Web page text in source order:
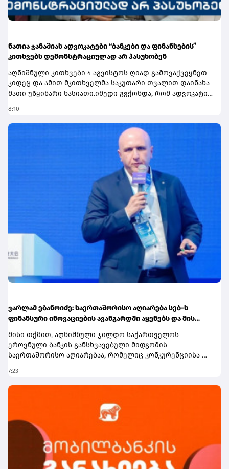
ნათია ჯანაშიას ადვოკატები “ბანკები და ფინანსების”
კითხვებს დემონსტრაციულად არ პასუხობენ
აღნიშნული კითხვები 4 აგვისტოს ღიად გამოვაქვეყნეთ კიდეც და ამით მკითხველმა საკუთარი თვალით დაინახა მათი უწყინარი ხასიათი.იმედი გვქონდა, რომ ადვოკატი ამ ფორმატს მაინც გამოეხმაურებოდა და ჩვენს კითხვებზე პასუხებს მივიღებდით, თუმცა გაგვიცრუვდა ეს იმედი…დასანანია…არც ნათია ჯანაშიას მეორე, საზოგადოებისთვის ჯერჯერობით შედარებით ნაკლებად ცნობილი ადვოკატი, რომელმაც სტრასბურგის სასამართლოს დაკეტილი კარიბჭის წინ ლაივის ჩაწერით დაამახსოვრა ყველას თავი, თამთა ჯანიაშვილი გვპასუხობს კითხვებზე. რა თქმა უნდა, ეს კითხვებიც უწყინარია და, რა თქმა უნდა, როგორც ბატონი ტარიელის შემთხვევაში, ისინიც მის მიერვე გავრცელებული ვიდეომიმართვებიდან გამომდინარეობს.კითხვებს ვსვამთ, კონკრეტულ, შინაარსიან, საქმის ფაქტობრივ გარემოებებს რომ უშუალოდ ეხება, ისეთ კითხვებს. პასუხები არ გვაქვს.მართლაც დასანანია…როგორ არ გაგახსენდეს დიდი მარკ ტვენის უკვდავი ნაწარმოების პირველი სტრიქონები: ტომ! პასუხი არ არის. ტომ! პასუხი არ არის სად დაიკარგა ეს ბიჭი… იმედია, გამოჩნდება.მანამდე კი, კიდევ ერთხელ, ისევ საჯაროდ, ის კითხვები, რითაც ბატონ ტარიელ კაკაბაძეს 16 ივნისს, შემდგომ უკვე 28 ივლისს მივმართეთ და ახლა უკვე 7 აგვისტოს მივმართავთ:ბატონო ტარიელ, კიდევ ერთხელ მოგესალმებით გაზეთიდან და ონლაინ გამოცემიდან "ბანკები და ფინანსები" (www.bfm.ge).ერთ თვეზე მეტი ხნის წინ, კერძოდ 2026 წლის 16 ივნისს, თქვენს ფეისბუქ გვერდზე მითითებული ელექტრონული ფოსტის მისამართზე, მოგმართეთ კონკრეტული კითხვებით, რაც დამებადა თქვენი ერთ-ერთი ვიდეო-მიმართვის გაცნობის შემდეგ, რომელიც თქვენი მარწმუნებლის, „ბრიტანულ-ქართული აკადემიის“ მინორიტარი აქციონერის, ქალბატონი ნათია ჯანაშიას პოზიციას ასახავდა.მას შემდეგ თვე და 10 დღეა გასული და დამეთანხმებით, რომ ეს ის პერიოდია, რომ თუკი მედია პასუხებს ვერ იღებს, უნდა ჩათვალოს, რომ რესპონდენტი კითხვებზე გამოხმაურებას თავს არიდებს.ასეც მივიჩნევთ.მაგრამ ასევე და აქვე, როგორც პასუხისმგებლიანი მედია, თავს ვალდებულად ვთვლით, კიდევ ერთხელ და მორიგჯერ, მოგმართოთ იგივე კითხვებით და მას დავუმატოთ კიდევ ერთი, რომელიც გაგვიჩნდა თქვენი მორიგი, ახლახანს გავრცელებული ვიდეო-მიმართვის კვალდაკვალ, სადაც ამბობთ, რომ თუ საგამოძიებო ორგანოები სათანადო გადაწყვეტილებას არ მიიღებენ და პასუხისგებაში არ მისცემენ ამ საქმეში, თქვენი აზრით, სისხლის სამართლის დამნაშავეებს, მაშინ თქვენ ამოწურავთ საქართველოს მართლმსაჯულების ეტაპებს და შემდგომ საქმეს აუცილებლად წაიღებთ სტრასბურგის ადამიანის უფლებათა ევროპულ სასამართლოში.ამ კითხვით დავიწყებთ -ბატონო ტარიელ, ვიდეო-მიმართვაში თქვენ ახსენებთ საგამოძიებიო უწყებაში მიმდინარე საქმეს, მაგრამ არ აკონკრეტებთ, რომელ საგამოძიებო უწყებაზე და კონკრეტულად რა შინაარსის საქმეზეა საუბარი.გთხოვთ, დააზუსტოთ, რომელ საგამოძიებო უწყებაზე საუბრობთ, ვისი საჩივრის შედეგად არის საქმე აღძრული და რას მოითხოვს კონკრეტულად მომჩივანი. დღემდე კონკრეტულად რა საგამოძიებო მოქმედებები ჩატარდა აღნიშნულ საქმესთან დაკავშირებით.რამდენადაც ჩვენთვის ცნობილია, ერთი საქმე, რომელსაც ფინანსთა სამინისტროს საგამოძიებო სამსახური აწარმოებს, აღძრულია „საქართველოს განათლების ჯგუფის“ საჩივრის საფუძველზე, რაც ნათია ჯანაშიას მენეჯმენტის პერიოდში „ბრიტანულ-ქართული აკადემიის“ აქტივებიდან 4 მლნ აშშ დოლარის სავარაუდო გაფლანგვა-მიტაცებას ეხება.საკითხთან დაკავშირებით, მიმდინარე სისხლის სამართლის სხვა საქმის შესახებ ჩვენთვის ცნობილი არ არის. თუ ასეთი არსებობს, გთხოვთ, მოგვაწოდოთ დაწვრილებითი ინფორმაცია მის შესახებ.თუ თქვენც ამ საქმეს გულისხმობთ (#092060925001), მაშინ გვიჩნდება შემდეგი კითხვა - ეს საქმე თქვენი ოპონენტების საჩივრის საფუძველზე არის აღძრული (სამსახურებრივი მდგომარეობის გამოყენებით, დიდ ოდენობით, შპს „ბრიტანულ–ქართული აკადემიის“ კუთვნილი თანხის შესაძლო მითვისება–გაფლანგვის ფაქტზე. გამოძიების პერიოდი მოიცავს ნათია ჯანაშიასა და მისი მეუღლის, დავით ცეცხლაძის მენეჯმენტში ყოფნის პერიოდს (2019-2024 წლებს) და თუნდაც საქართველოს სამართლებრივ სივრცეში ყველა შესაძლებლობის ამოწურვის შემდეგ, როგორ, რის საფუძველზე წაიღებთ მას ადამიანის უფლებათა ევროპულ სასამართლოში და რის საფუძველზე გექნებათ იმის რწმენა, რომ სტრასბურგი საქმეს განსახილველად მიიღებს?თუ სხვა საქმეზეა საუბარი, კიდევ ერთხელ, უმორჩილესად გთხოვთ, მოგვაწოდოთ დაწვრილებითი ინფორმაცია საქმის შესახებ, პირველ რიგში ნომერი და საგანი.ახლა კი ის კითხვები, რომლითაც 2026 წლის 16 ივნისს ერთხელ უკვე მოგმართეთ.გეტყვით გულწრფელად, რომ სასიამოვნოდ გაოცებული და კმაყოფილი დავრჩები, თუ მათზე თქვენს გამოხმაურებას მივიღებ, თუმცა, გამომდინარე უკვე არსებული პრაქტიკიდან, საამისო მოლოდინის საფუძველი არ გამაჩნია.1 - თქვენ ამბობთ - ნათია ჯანაშია იყო 100%-იანი წილის მფლობელი, მანამ სანამ 70%-იან წილს საბაზრო ღირებულებაზე ბევრად ნაკლებ ფასად დაესაკუთრა "საქართველოს კაპიტალი".გთხოვთ, დააზუსტოთ, რას გულისხმობთ დეფინიციაში - ბევრად ნაკლებ ფასად. ასევე, რას გულისხმობთ "დასაკუთრებაში". რამდენადაც ჩვენთვის ცნობილია, საქართველოს კაპიტალმა წილი რამდენიმეთვიანი მოლაპარაკების შემდგომ, 29,3 მილიონ ლარად შეიძინა და ნათია ჯანაშია წილის გასხვისების პირობებს რამდენიმე თვე ათანხმებდა. ამასთან, 2024 წლის გარკვეული პერიოდის ჩათვლით, არც პირად საუბრებში და არც საჯაროდ, წილის არასამართლიან ღირებულებაზე სიტყვაც არ დაუძრავს არსად.რამდენადაც ცნობილია, არსებობს ლევან სამხარაულის სახელობის ექსპერტიზის ეროვნული ბიუროს დასკვნა, რომ "ბრიტანულ-ქართული აკადემიის" 70 %-ის მოცულობის წილში 2019 წელს გადახდილი 29 მილიონ 300 ათასი ლარი, ნახევარი მილიონი ლარით აღემატება კიდეც იმ დროს არსებულ საბაზრო ფასს.როდესაც ამბობთ, რომ 2019 წელს აკადემიის 70%-იან წილს საბაზრო ღირებულებაზე ბევრად ნაკლებ ფასად დაესაკუთრა "საქართველოს კაპიტალი", - რა კონკრეტულ არგუმენტებს ეყრდნობით.გთხოვთ, მოგვაწოდოთ დოკუმენტური დასაბუთება წილის იმ ღირებულებაზე, რომელსაც თვლით სამართლიანად და წარმოადგინოთ კონკრეტული ხელმოწერილი ხელშეკრულებები, შეთანხმებები და მემორანდუმები, ყველა სახის ხელმოწერილი მტკიცებულებულებები, რომელიც ადასტურებს თქვენ მიერ მოყვანილ არგუმენტებს. ვიდეომიმართვაში თქვენ ამბობთ, რომ ნათია ჯანაშია დაარწმუნეს, რომ გაეყიდა 70% წილი, რომ იყო ცრუ დაპირებები, მოტყუება. გთხოვთ, მეტად განმარტოთ, ვინ დაარწმუნა, რა ხერხებით აიძულეს 30 მილიონ ლარამდე ღირებულების გარიგებაზე დათანხმება. იძულებით მიიღო და იძულებით ჩაურიცხეს ეს თანხა 2019 წელს, თუ რას გულისხმობთ?რაიმე დოკუმენტი თუ გაქვთ თქვენი სიტყვების დასადასტურებლად, რომელიც ხელმოწერილია ორივე მხარის მიერ? ასევე, როგორ აიძულეს 29,3 მილიონზე დათანხმება და როგორ შეთანხმდა ეს კონკრეტული თანხარატომ 29,3 მილიონი, არა 11 მილიონი ან 4.6 მილიონი ლარი, ან/და არა ნებისმიერი სხვა ოდენობის თანხა? თქვენ ამბობთ, რომ გარიგების პარალელურად არსებობდა რამდენიმე დამატებითი პირობა, რომელთა გამოც ნათია ჯანაშია დათანხმდა წილის გაყიდვას. გთხოვთ, კონკრეტულად განგვიმარტოთ და გვითხრათ ყველა ის პირობა, რაც გარიგების პარალელურად დამატებით არსებობდა. ასევე, გთხოვთ, განგვიმარტოთ, რა ფორმატითარსებობდა ეს პირობები - იყო ეს ხელშეკრულების დანართი, დამატებითი შეთანხმების ფორმატი, თუ სხვა რამ.გთხოვთ მოგვაწოდოთ ყველა დოკუმენტი, რომელიც ადასტურებს თქვენ სიტყვებს. ასევე, გთხოვთ დაგვიდასტუროთ, წერილობით არსებობდა თუ არა რაიმე სახის დაპირება და ის ასახული იყო თუ არა რომელიმე ორმხრივად გაფორმებულ დოკუმენტში - მემორანდუმში ან/და წილის დათმობის ხელშეკრულებში? ვიდეომიმართვაში, თქვენს მიერ ნახსენები რამდენიმე პირობიდან მხოლოდ ერთ-ერთზე საუბრობთ. კერძოდ იმაზე, რომ შეთანხმების საფუძველზე "აკადემიის" კაპიტალში ინვესტორს ტაბახმელის/ოქროყანის მიწა უნდა შეეტანა ნულოვანი ღირებულებით. გთხოვთ, განგვიმარტოთ, კონკრეტულად რა შეთანხმებაზეა საუბარი, რა ფორმატით დაიდო/გაფორმდა იგი, მხარეთა მხრიდან შესასრულებელ კიდევ რაიმე დამატებით კონკრეტულ ასპექტებს ხომ არ შეიცავდა იგი.არსებობს ინფორმაცია, რომელსაც გავრცელებულ ვრცელ წერილში, აკადემიის ყოფილი დირექტორი და "საქართველოს განათლების ჯგუფის" ასევე ყოფილი დირექტორი გიორგი კეთილაძე ადასტურებს. კერძოდ ის, რომ აღნიშნული მიწა კაპიტალში უნდა შესულიყოთანაბარწილოვანი პრინციპით. ანუ, "საქართველოს განათლების ჯგუფს" მიწა უნდა შეეტანა კაპიტალში იმის პარალელურად, რაც ნათია ჯანაშია კაპიტალში შეიტანდა მიწის ღირებულების 30 %-ს.ამ პირობას კეთილაძე ადასტურებს ელექტრონული მიმოწერის არსებობით, როგორც ბატონ დავით ცეცხლაძესთან (ნათია ჯანაშიას მეუღლე), ისე ქალბატონ ნათია ჯანაშიასთან. არსებული ინფორმაციით, მეუღლეები "განათლების ჯგუფს" მიმართავენ თხოვნით, მიწის 30%-ის ღირებულება კაპიტალში შეიტანონ არა ერთბაშად, არამედ 4 ნაწილად.ადასტურებთ თუ არა ამ შინაარსის მიმოწერის არსებობას, როგორც ფაქტს და მიგაჩნიათ თუ არა, რომ თქვენი ოპონენტები სასამართლო განხილვებისას ამ ფაქტს გამოიყენებენ, როგორც წონად არგუმენტს იმის დასამტკიცებლად, რომ მხარეთა შორის შეთანხმება არსებობდა მიწის კაპიტალში ასახვის თაობაზე არა ნულოვანი ღირებულებით, არამედ თანაბარწილოვანი შენატანის პრინციპით.აქვე გთხოვთ მოგვაწოდოთ დამატებითი ინფორმაცია სხვა რა პირობები შეთანხმდა მხარეთა შორის ამ მიწასთან დაკავშირებით. კერძოდ, როდის, რა ვადებში და რა გზით უნდა გადაცემოდა იგი აკადემიას?აქვე - იგივე საკითხთან, მიწასთან დაკავშირებით, - თქვენ ამბობთ, რომ კაპიტალში მისი ნულოვანი ღირებულებით შეტანის თაობაზე შეთანხმებას ადასტურებს მოწმეთა გამოკითხვის ოქმები და კიდევ სხვა მტკიცებულებები. ეს ხომ არ ნიშნავს იმას, რომ არაპირდაპირ ადასტურებთიმ ფაქტს, რომ ხელშეკრულებაში მსგავსი ჩანაწერი არ არსებობს და ეყრდნობით მხოლოდ მოწმეთა ჩვენებებს.ამასთან დაკავშირებით, გთხოვთ, გაგვიზიაროთ: კონკრეტულად რას გულისხმობთ "მოწმეთა გამოკითხვის ოქმებში და კიდევ სხვა მტკიცებულებებში". კერძოდ, რამდენადაც ჩვენთვის ცნობილია, ქ-ნ ჯანაშიას არ გააჩნია დაზარალებულის სტატუსი საქმეში და ამიტომ, დაუდგენელია საიდან ფლობს ინფორმაციას მოწმეთა ჩვენებებზე. საჯარო წყაროებში ამგვარ მოწმეთა არსებობა არ იკვეთება. თუ შესაძლებლად ჩათვლით, ამ ეტაპზევე გვითხრათ, ვინ არიან აღნიშნული მოწმეები და რამდენად არსებითად არიან ისინი დაკავშირებული აღნიშნულ დავასთან. მოწმეების გამოკითხვის ოქმების გარდა, გაქვთ თუ არა რეალური და კონკრეტული დოკუმენტი, რაც სრულფასოვნად ადასტურებს თქვენ სიტყვებს კაპიტალში ტაბახმელის/ოქროყანის მიწის ნულოვანი ფასით შეტანის თაობაზე? საინვესტიციო შეთანხმება "საქართველოს კაპიტალთან" არის დადებული თუ "საქართველოს განათლების ჯგუფთან"? 5.მიწა ვის ეკუთვნოდა და რატომ იყო სკოლისთვის მისი გადაცემა არსებითი ქ-ნ ჯანაშიასთვის? მან ითხოვა ეს მიწა სკოლას გადაცემოდა? მან მოიძია ეს მიწა და დაავალა "საქართველოს კაპიტალს" მისი სკოლისთვის გადაცემა? ვიდეომიმართვის დასასრულს თქვენ ამბობთ, რომ ინვესტორის მხარე ცდილობს ნათია ჯანაშიას წაართვას დარჩენილი 30 %-იანი წილიც. გთხოვთ, დაგვიზუსტოთ, კონკრეტულად რა მცდელობები განახორციელა მხარემ საამისოდ. ზოგადად, მხარეთა შორის წილის გამოსყიდვასთან დაკავშირებით, ჩვენთვის ცნობილია,
8:10
ვარლამ ებანოიძე: საერთაშორისო აღიარება სებ-ს
ფინანსური ინოვაციების ავანგარდში აყენებს და მის
მისი თქმით, აღნიშნული ჯილდო საქართველოს
ეროვნული ბანკის განსხვავებული მიდგომის
საერთაშორისო აღიარებაა, რომელიც კონკურენციისა და
ისეთ კონცენტრირებულ ბაზრებზე, როგორიც
საქართველოს საბანკო სისტემაა, სხვა ქვეყნის
მექანიზმებს იყენებენ, ჩვენ კი პირველადი ხელშესახები
შედეგები ე.წ. არაქირურგიული მეთოდებით მივიღეთ“, -
აღნიშნა ვარლამ ებანოიძემ.მისივე შეფასებით, ამ
შედეგების მიღწევაში მნიშვნელოვანი როლი შეასრულა
რეგულირების ლაბორატორიამ (Regulatory Sandbox),
რომელიც ახალ კომპანიებს ტექნოლოგიების რეალურ
7:23